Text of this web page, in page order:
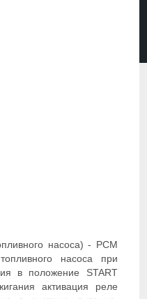
насоса) - РСМ
насоса при
в положение START
активация реле